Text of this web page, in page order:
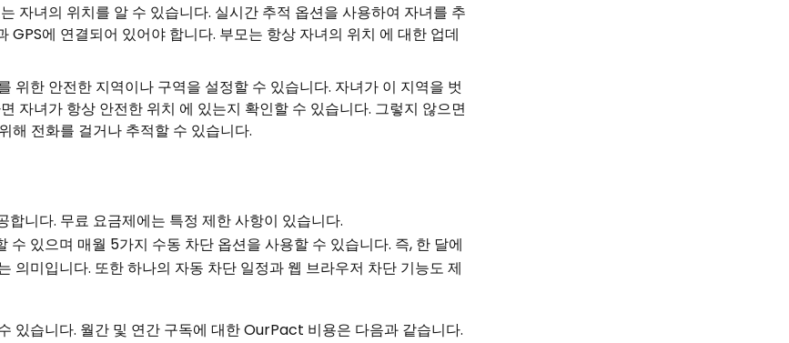
자녀의 위치를 ​​알 수 있습니다. 실시간 추적 옵션을 사용하여 자녀를 추
GPS에 연결되어 있어야 합니다. 부모는 항상 자녀의 위치 에 대한 업데
위한 안전한 지역이나 구역을 설정할 수 있습니다. 자녀가 이 지역을 벗
자녀가 항상 안전한 위치 에 있는지 확인할 수 있습니다. 그렇지 않으면
해 전화를 걸거나 추적할 수 있습니다.
니다. 무료 요금제에는 특정 제한 사항이 있습니다.
있으며 매월 5가지 수동 차단 옵션을 사용할 수 있습니다. 즉, 한 달에
의미입니다. 또한 하나의 자동 차단 일정과 웹 브라우저 차단 기능도 제
있습니다. 월간 및 연간 구독에 대한 OurPact 비용은 다음과 같습니다.